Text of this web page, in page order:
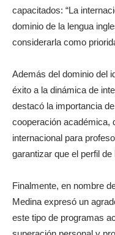
capacitados: “La
dominio de la lengua
considerarla como
Además del dominio del
éxito a la dinámica de
destacó la importancia
cooperación académica,
internacional para
garantizar que el perfil
Finalmente, en nombre
Medina expresó un
este tipo de programas